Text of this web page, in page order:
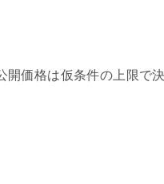
価格は仮条件の上限で